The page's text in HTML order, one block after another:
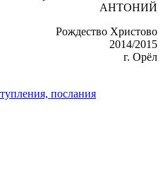
АНТОНИЙ
Рождество Христово
2014/2015
г. Орёл
послания